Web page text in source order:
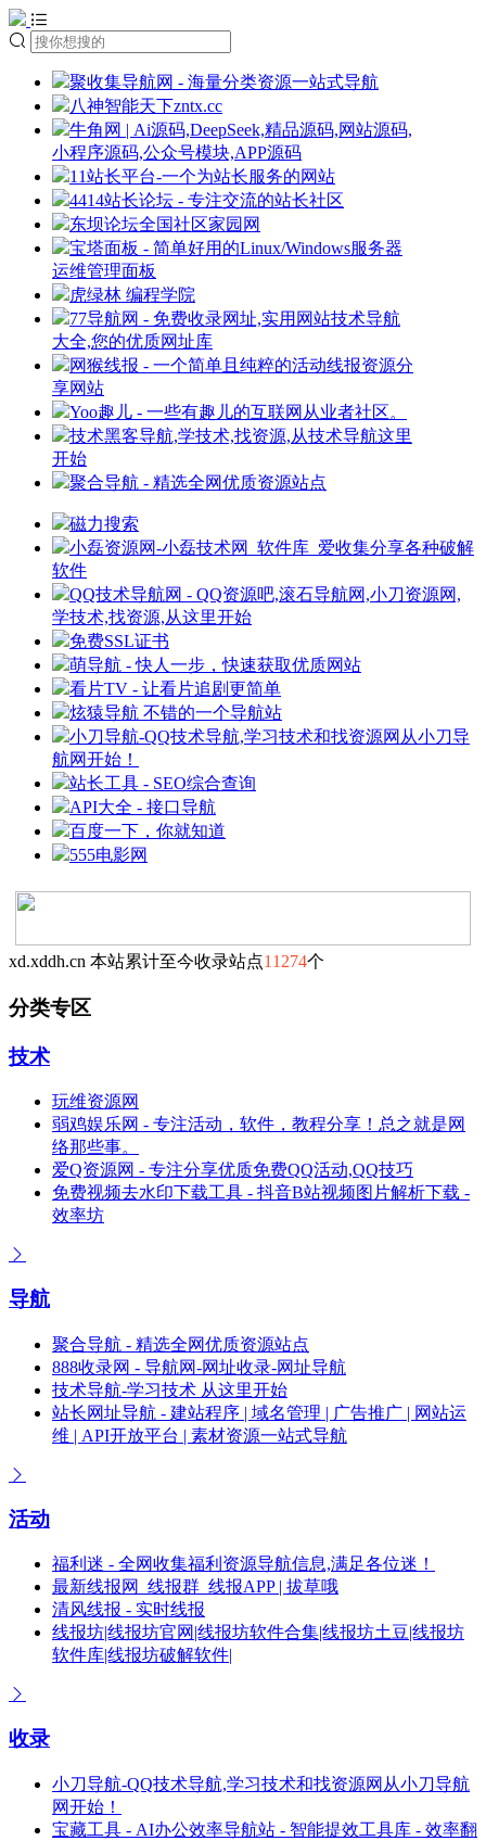
聚收集导航网 - 海量分类资源一站式导航
八神智能天下zntx.cc
牛角网 | Ai源码,DeepSeek,精品源码,网站源码,
小程序源码,公众号模块,APP源码
11站长平台-一个为站长服务的网站
4414站长论坛 - 专注交流的站长社区
东坝论坛全国社区家园网
宝塔面板 - 简单好用的Linux/Windows服务器
运维管理面板
虎绿林 编程学院
77导航网 - 免费收录网址,实用网站技术导航
大全,您的优质网址库
网猴线报 - 一个简单且纯粹的活动线报资源分
享网站
Yoo趣儿 - 一些有趣儿的互联网从业者社区。
技术黑客导航,学技术,找资源,从技术导航这里
开始
聚合导航 - 精选全网优质资源站点
磁力搜索
小磊资源网-小磊技术网_软件库_爱收集分享各种破解
软件
QQ技术导航网 - QQ资源吧,滚石导航网,小刀资源网,
学技术,找资源,从这里开始
免费SSL证书
萌导航 - 快人一步，快速获取优质网站
看片TV - 让看片追剧更简单
炫猿导航 不错的一个导航站
小刀导航-QQ技术导航,学习技术和找资源网从小刀导
航网开始！
站长工具 - SEO综合查询
API大全 - 接口导航
百度一下，你就知道
555电影网
xd.xddh.cn 本站累计至今收录站点11274个
分类专区
技术
玩维资源网
弱鸡娱乐网 - 专注活动，软件，教程分享！总之就是网
络那些事。
爱Q资源网 - 专注分享优质免费QQ活动,QQ技巧
免费视频去水印下载工具 - 抖音B站视频图片解析下载 -
效率坊
导航
聚合导航 - 精选全网优质资源站点
888收录网 - 导航网-网址收录-网址导航
技术导航-学习技术 从这里开始
站长网址导航 - 建站程序 | 域名管理 | 广告推广 | 网站运
维 | API开放平台 | 素材资源一站式导航
活动
福利迷 - 全网收集福利资源导航信息,满足各位迷！
最新线报网_线报群_线报APP | 拔草哦
清风线报 - 实时线报
线报坊|线报坊官网|线报坊软件合集|线报坊土豆|线报坊
软件库|线报坊破解软件|
收录
小刀导航-QQ技术导航,学习技术和找资源网从小刀导航
网开始！
宝藏工具 - AI办公效率导航站 - 智能提效工具库 - 效率翻